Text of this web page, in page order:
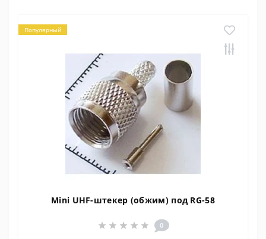
Популярный
Mini UHF-штекер (обжим) под RG-58
0